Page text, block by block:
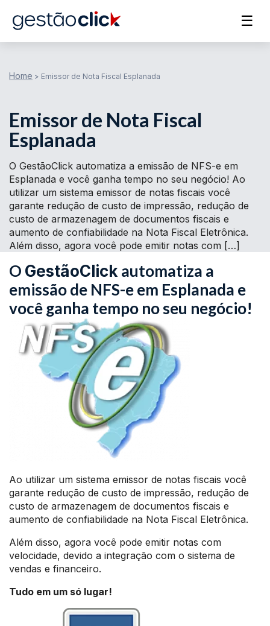
☰
Home > Emissor de Nota Fiscal Esplanada
Emissor de Nota Fiscal
Esplanada
O GestãoClick automatiza a emissão de NFS-e em
Esplanada e você ganha tempo no seu negócio! Ao
utilizar um sistema emissor de notas fiscais você
garante redução de custo de impressão, redução de
custo de armazenagem de documentos fiscais e
aumento de confiabilidade na Nota Fiscal Eletrônica.
Além disso, agora você pode emitir notas com […]
O GestãoClick automatiza a
emissão de NFS-e em Esplanada e
você ganha tempo no seu negócio!
Ao utilizar um sistema emissor de notas fiscais você
garante redução de custo de impressão, redução de
custo de armazenagem de documentos fiscais e
aumento de confiabilidade na Nota Fiscal Eletrônica.
Além disso, agora você pode emitir notas com
velocidade, devido a integração com o sistema de
vendas e financeiro.
Tudo em um só lugar!